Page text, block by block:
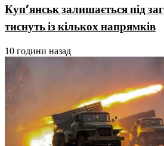
Куп’янськ залишається під
тиснуть із кількох напрямків
10 години назад